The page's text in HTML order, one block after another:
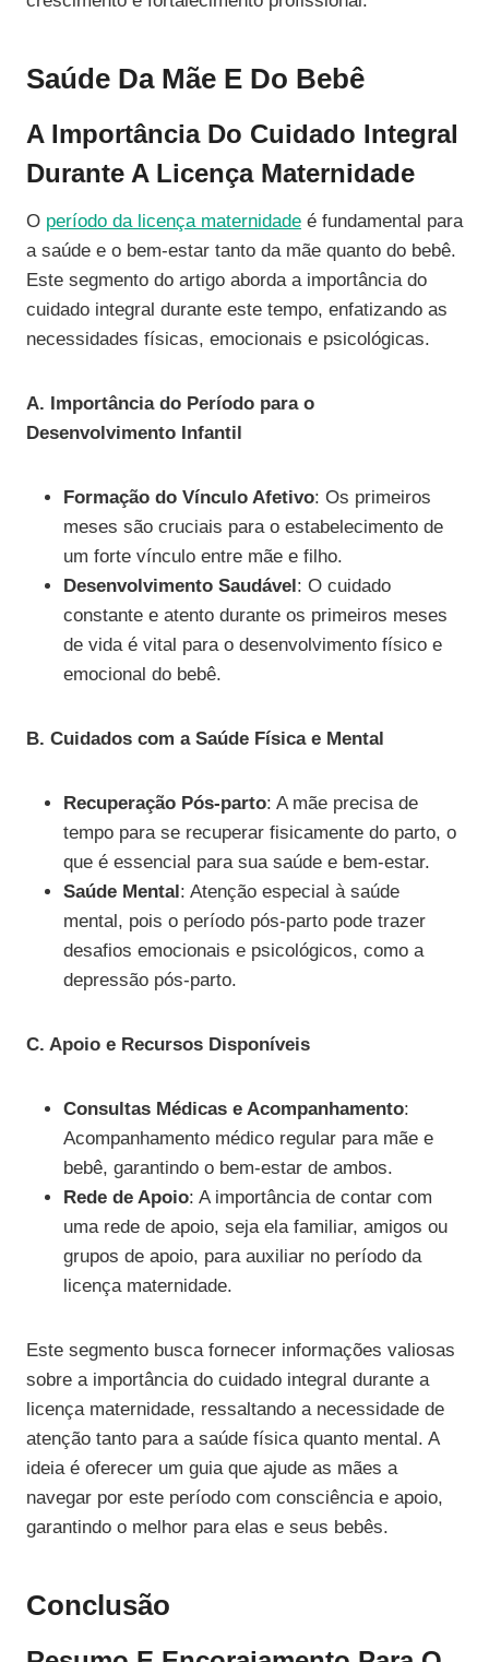
Saúde Da Mãe E Do Bebê
A Importância Do Cuidado Integral
Durante A Licença Maternidade
O período da licença maternidade é fundamental para
a saúde e o bem-estar tanto da mãe quanto do bebê.
Este segmento do artigo aborda a importância do
cuidado integral durante este tempo, enfatizando as
necessidades físicas, emocionais e psicológicas.
A. Importância do Período para o
Desenvolvimento Infantil
Formação do Vínculo Afetivo: Os primeiros
meses são cruciais para o estabelecimento de
um forte vínculo entre mãe e filho.
Desenvolvimento Saudável : O cuidado
constante e atento durante os primeiros meses
de vida é vital para o desenvolvimento físico e
emocional do bebê.
B. Cuidados com a Saúde Física e Mental
Recuperação Pós-parto: A mãe precisa de
tempo para se recuperar fisicamente do parto, o
que é essencial para sua saúde e bem-estar.
Saúde Mental : Atenção especial à saúde
mental, pois o período pós-parto pode trazer
desafios emocionais e psicológicos, como a
depressão pós-parto.
C. Apoio e Recursos Disponíveis
Consultas Médicas e Acompanhamento:
Acompanhamento médico regular para mãe e
bebê, garantindo o bem-estar de ambos.
Rede de Apoio: A importância de contar com
uma rede de apoio, seja ela familiar, amigos ou
grupos de apoio, para auxiliar no período da
licença maternidade.
Este segmento busca fornecer informações valiosas
sobre a importância do cuidado integral durante a
licença maternidade, ressaltando a necessidade de
atenção tanto para a saúde física quanto mental. A
ideia é oferecer um guia que ajude as mães a
navegar por este período com consciência e apoio,
garantindo o melhor para elas e seus bebês.
Conclusão